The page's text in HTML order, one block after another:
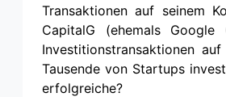
Transaktionen auf seinem
CapitalG (ehemals
Investitionstransaktionen
Tausende von Startups
erfolgreiche?